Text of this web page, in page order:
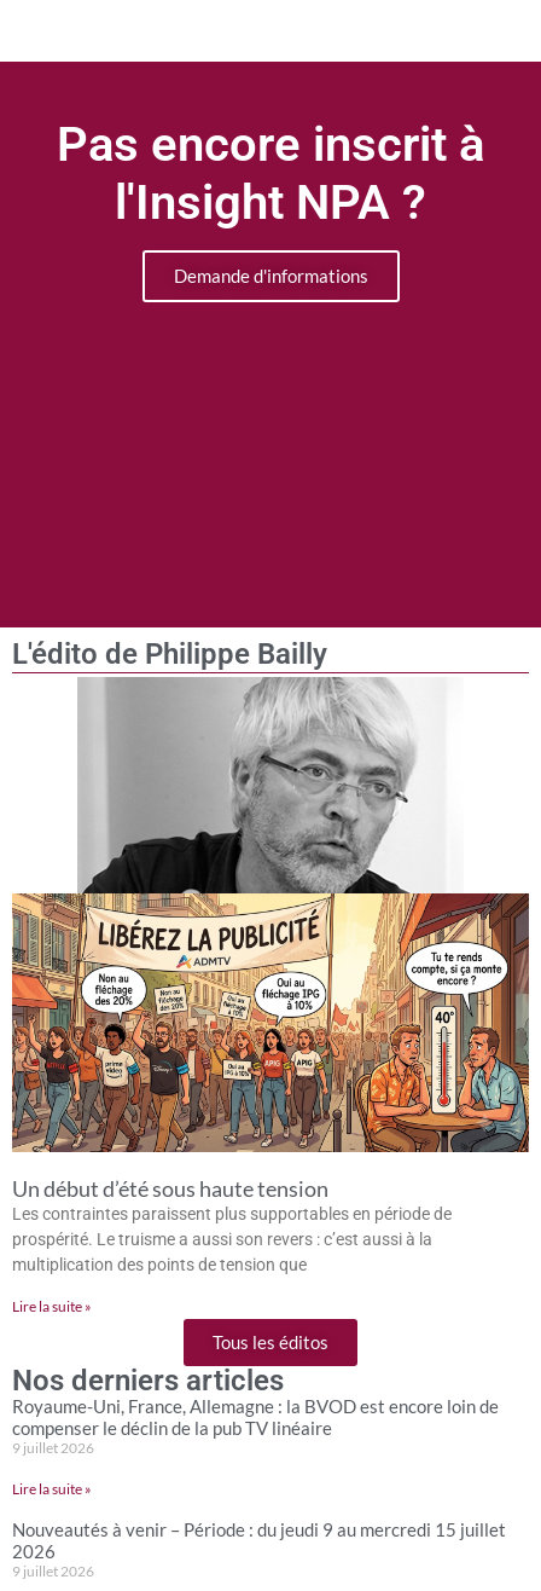
Pas encore inscrit à
l'Insight NPA ?
Demande d'informations
L'édito de Philippe Bailly
Un début d’été sous haute tension
Les contraintes paraissent plus supportables en période de
prospérité. Le truisme a aussi son revers : c’est aussi à la
multiplication des points de tension que
Lire la suite »
Tous les éditos
Nos derniers articles
Royaume-Uni, France, Allemagne : la BVOD est encore loin de
compenser le déclin de la pub TV linéaire
9 juillet 2026
Lire la suite »
Nouveautés à venir – Période : du jeudi 9 au mercredi 15 juillet
2026
9 juillet 2026